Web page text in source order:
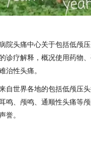
院头痛中心关于包括低颅
诊疗解释，概况使用药物
治性头痛。
自世界各地的包括低颅压
鸣、颅鸣、通顺性头痛等
誉。